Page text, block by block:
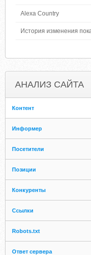
Alexa Country
История изменения
АНАЛИЗ САЙТА
Контент
Информер
Посетители
Позиции
Конкуренты
Ссылки
Robots.txt
Ответ сервера